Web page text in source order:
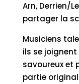
Arn, Derrien/
partager la
Musiciens
ils se
savoureux et
partie